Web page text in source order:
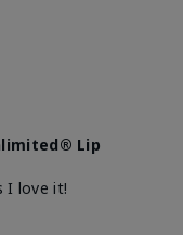
Lip
I love it!